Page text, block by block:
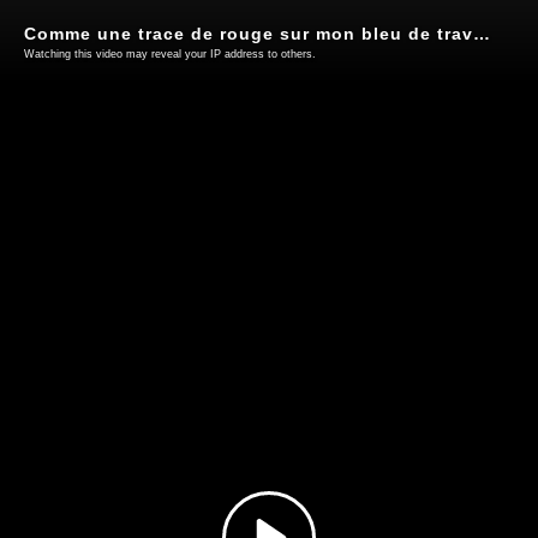
Play
Comme une trace de rouge sur mon bleu de travail
Watching this video may reveal your IP address to others.